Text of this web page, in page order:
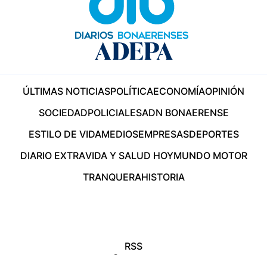
ÚLTIMAS NOTICIASPOLÍTICAECONOMÍAOPINIÓN
SOCIEDADPOLICIALESADN BONAERENSE
ESTILO DE VIDAMEDIOSEMPRESASDEPORTES
DIARIO EXTRAVIDA Y SALUD HOYMUNDO MOTOR
TRANQUERAHISTORIA
RSS